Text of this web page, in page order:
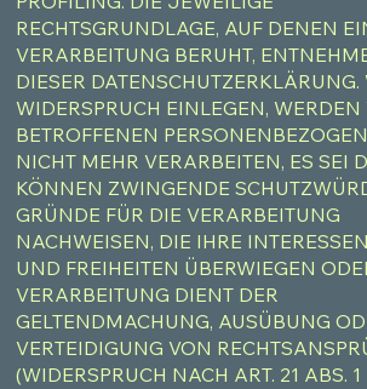
RECHTSGRUNDLAGE, AUF DENEN
VERARBEITUNG BERUHT,
DIESER
WIDERSPRUCH EINLEGEN, WERDEN
BETROFFENEN
NICHT MEHR VERARBEITEN, ES SEI
KÖNNEN ZWINGENDE
GRÜNDE FÜR DIE VERARBEITUNG
NACHWEISEN, DIE IHRE
UND FREIHEITEN ÜBERWIEGEN
VERARBEITUNG DIENT DER
GELTENDMACHUNG, AUSÜBUNG
VERTEIDIGUNG VON
(WIDERSPRUCH NACH ART. 21 ABS. 1